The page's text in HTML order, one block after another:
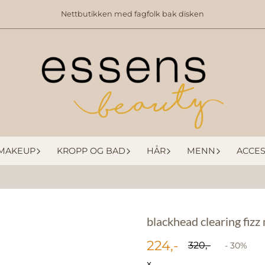
Nettbutikken med fagfolk bak disken
KROPP OG BAD HÅR MENN
blackhead clearing fizz
224,- 320,- - 30%